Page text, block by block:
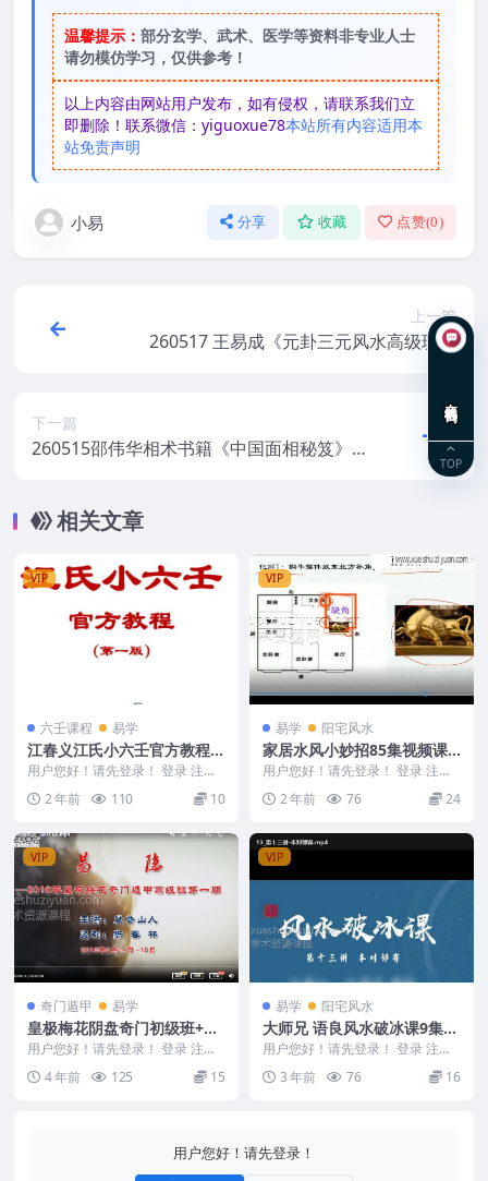
温馨提示： 部分玄学、武术、医学等资料非专业人士
请勿模仿学习，仅供参考！
以上内容由网站用户发布，如有侵权，请联系我们立
即删除！联系微信：yiguoxue78本站所有内容适用本
站免责声明
小易 分享 收藏 点赞(0)
上一篇
260517 王易成《元卦三元风水高级班秘
下一篇
260515邵伟华相术书籍《中国面相秘笈》
相关文章
VIP
六壬课程 易学
江春义江氏小六壬官方教程
（2024最新版）
用户您好！请先登录！ 登录 注册
江春义江氏小六壬官方教程（202
4最新版） 2...
2 年前 110 10
VIP
易学 阳宅风水
家居水风小妙招85集视频课
程
用户您好！请先登录！ 登录 注册
家居水风小妙招 2404057 壁刀切
灶如何化...
2 年前 76 24
VIP
奇门遁甲 易学
皇极梅花阴盘奇门初级班+高
级班7讲义+8录音+16视频 晨
登山人
用户您好！请先登录！ 登录 注册
皇极梅花阴盘奇门 初级班+高级班
讲义+录音+...
4 年前 125 15
VIP
易学 阳宅风水
大师兄 语良风水破冰课9集视
频课程
用户您好！请先登录！ 登录 注册
【风水破冰课】（课程时效一年）
231099-...
3 年前 76 16
用户您好！请先登录！
TOP